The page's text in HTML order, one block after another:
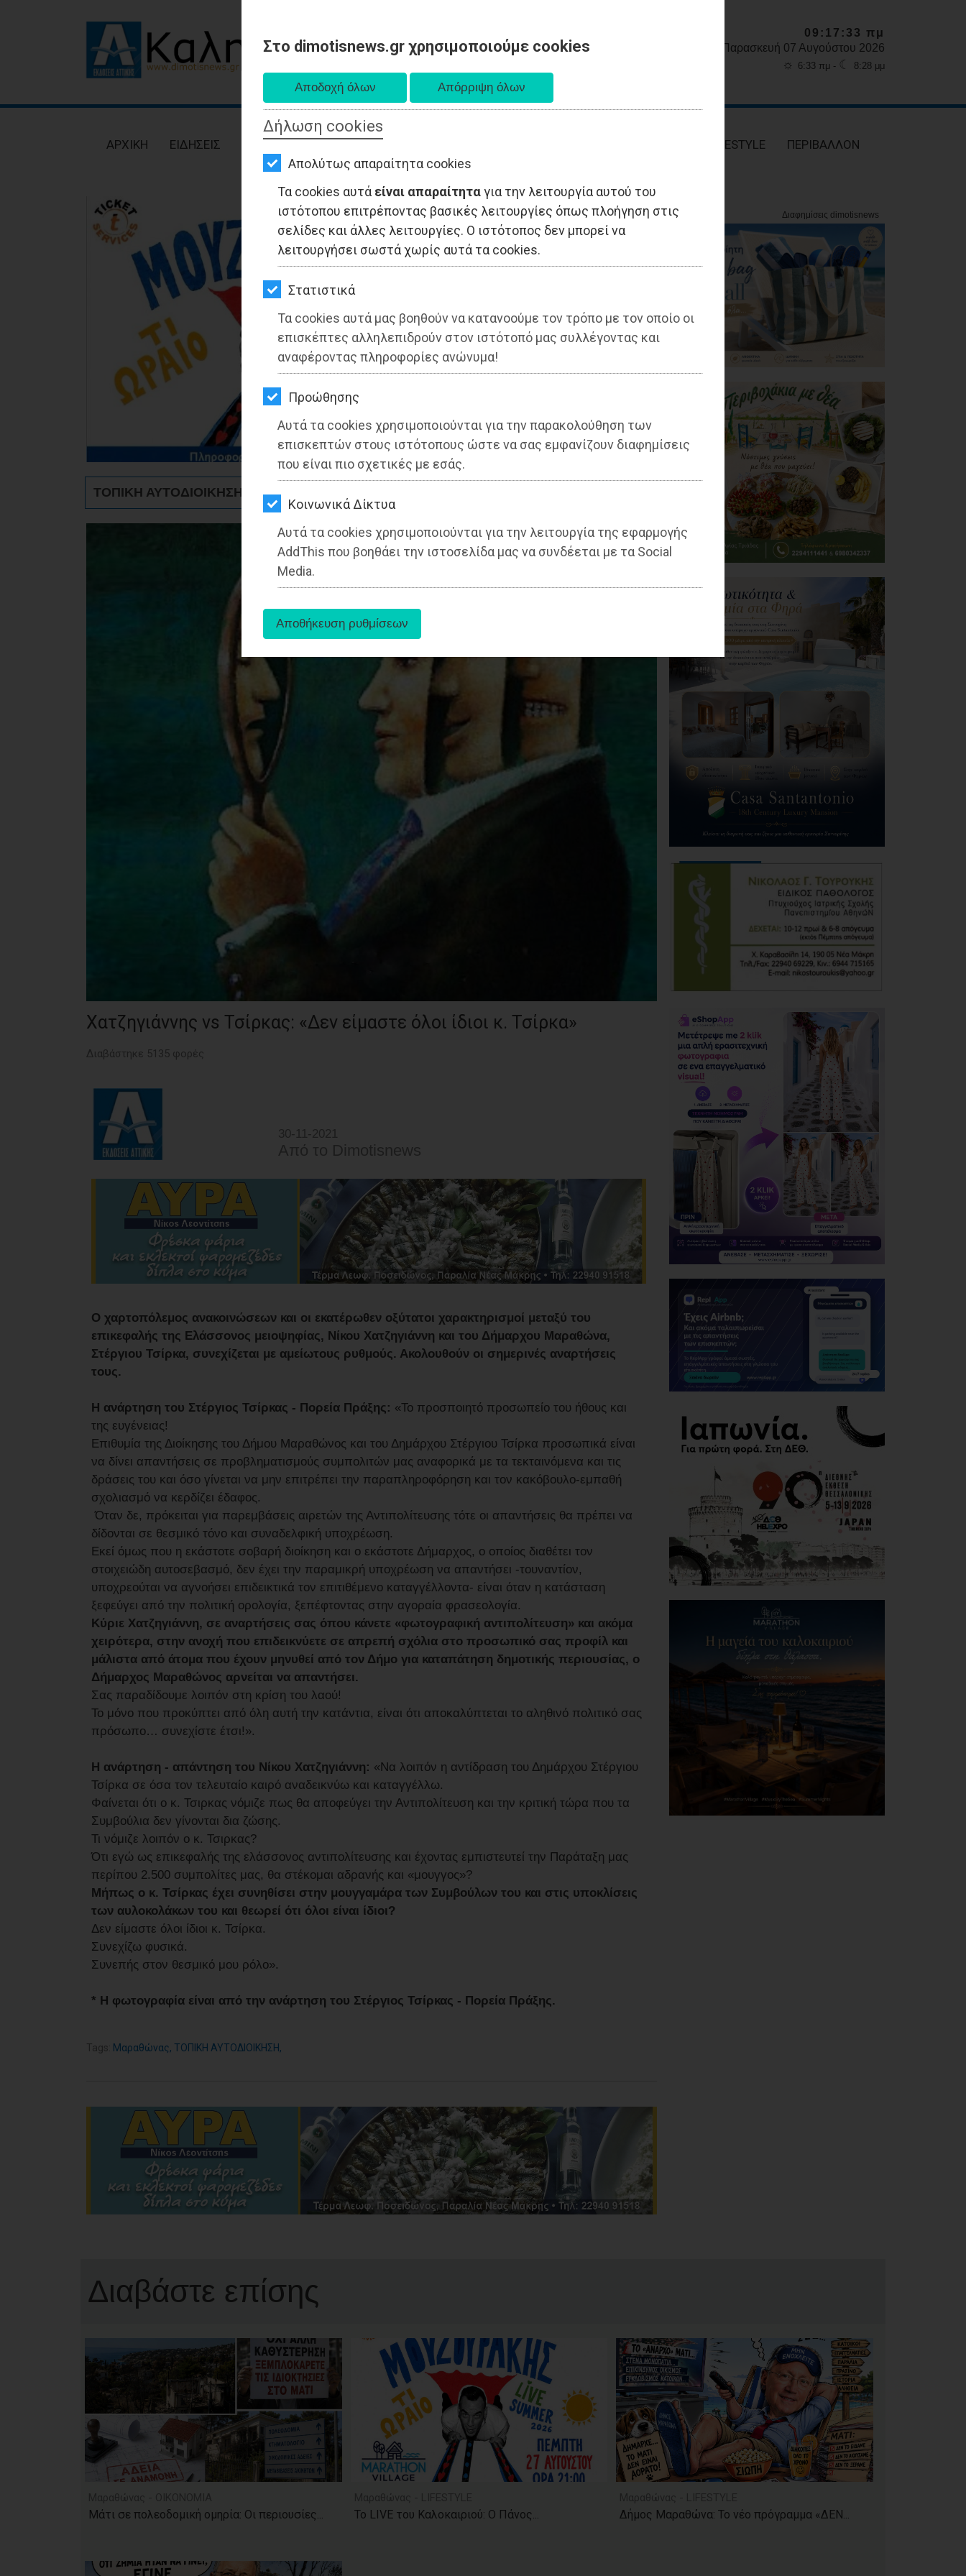
Στο dimotisnews.gr χρησιμοποιούμε cookies
Δήλωση cookies
Απολύτως απαραίτητα cookies
Τα cookies αυτά είναι απαραίτηταγια την λειτουργία αυτού του
ιστότοπου επιτρέποντας βασικές λειτουργίες όπως πλοήγηση στις
σελίδες και άλλες λειτουργίες. Ο ιστότοπος δεν μπορεί να
λειτουργήσει σωστά χωρίς αυτά τα cookies.
Στατιστικά
Τα cookies αυτά μας βοηθούν να κατανοούμε τον τρόπο με τον οποίο οι
επισκέπτες αλληλεπιδρούν στον ιστότοπό μας συλλέγοντας και
αναφέροντας πληροφορίες ανώνυμα!
Προώθησης
Αυτά τα cookies χρησιμοποιούνται για την παρακολούθηση των
επισκεπτών στους ιστότοπους ώστε να σας εμφανίζουν διαφημίσεις
που είναι πιο σχετικές με εσάς.
Kοινωνικά Δίκτυα
Αυτά τα cookies χρησιμοποιούνται για την λειτουργία της εφαρμογής
AddThis που βοηθάει την ιστοσελίδα μας να συνδέεται με τα Social
Media.
ΕΙΔΗΣΕΙΣ
ΟΙΚΟΝΟΜΙΑ
ΑΘΛΗΤΙΣΜΟΣ
ΕΞΟΔΟΣ
ΠΕΡΙΒΑΛΛΟΝ
ΚΑΤΟΙΚΙΔΙΟ
09:17:35 πμ
Παρασκευή 07 Αυγούστου 2026
☼ 6:33 πμ - ☾ 8:28 μμ
AΡΧΙΚΗ ΕΙΔΗΣΕΙΣ LIFESTYLE ΠΕΡΙΒΑΛΛΟΝ
ΤΟΠΙΚΗ ΑΥΤΟΔΙΟΙΚΗΣΗ - Μαραθώνας
Χατζηγιάννης vs Τσίρκας: «Δεν είμαστε όλοι ίδιοι κ. Τσίρκα»
Διαβάστηκε 5135 φορές
30-11-2021
Από τo Dimotisnews
Ο χαρτοπόλεμος ανακοινώσεων και οι εκατέρωθεν οξύτατοι χαρακτηρισμοί μεταξύ του
επικεφαλής της Ελάσσονος μειοψηφίας, Νίκου Χατζηγιάννη και του Δήμαρχου Μαραθώνα,
Στέργιου Τσίρκα, συνεχίζεται με αμείωτους ρυθμούς. Ακολουθούν οι σημερινές αναρτήσεις
τους.
Η ανάρτηση του Στέργιος Τσίρκας - Πορεία Πράξης: «Το προσποιητό προσωπείο του ήθους και
της ευγένειας!
Επιθυμία της Διοίκησης του Δήμου Μαραθώνος και του Δημάρχου Στέργιου Τσίρκα προσωπικά είναι
να δίνει απαντήσεις σε προβληματισμούς συμπολιτών μας αναφορικά με τα τεκταινόμενα και τις
δράσεις του και όσο γίνεται να μην επιτρέπει την παραπληροφόρηση και τον κακόβουλο-εμπαθή
σχολιασμό να κερδίζει έδαφος.
Όταν δε, πρόκειται για παρεμβάσεις αιρετών της Αντιπολίτευσης τότε οι απαντήσεις θα πρέπει να
δίδονται σε θεσμικό τόνο και συναδελφική υποχρέωση.
Εκεί όμως που η εκάστοτε σοβαρή διοίκηση και ο εκάστοτε Δήμαρχος, ο οποίος διαθέτει τον
στοιχειώδη αυτοσεβασμό, δεν έχει την παραμικρή υποχρέωση να απαντήσει -τουναντίον,
υποχρεούται να αγνοήσει επιδεικτικά τον επιτιθέμενο καταγγέλλοντα- είναι όταν η κατάσταση
ξεφεύγει από την πολιτική ορολογία, ξεπέφτοντας στην αγοραία φρασεολογία.
Κύριε Χατζηγιάννη, σε αναρτήσεις σας όπου κάνετε «φωτογραφική αντιπολίτευση» και ακόμα
χειρότερα, στην ανοχή που επιδεικνύετε σε απρεπή σχόλια στο προσωπικό σας προφίλ και
μάλιστα από άτομα που έχουν μηνυθεί από τον Δήμο για καταπάτηση δημοτικής περιουσίας, ο
Δήμαρχος Μαραθώνος αρνείται να απαντήσει.
Σας παραδίδουμε λοιπόν στη κρίση του λαού!
Το μόνο που προκύπτει από όλη αυτή την κατάντια, είναι ότι αποκαλύπτεται το αληθινό πολιτικό σας
πρόσωπο… συνεχίστε έτσι!».
Η ανάρτηση - απάντηση του Νίκου Χατζηγιάννη: «Να λοιπόν η αντίδραση του Δημάρχου Στέργιου
Τσίρκα σε όσα τον τελευταίο καιρό αναδεικνύω και καταγγέλλω.
Φαίνεται ότι ο κ. Τσιρκας νόμιζε πως θα αποφεύγει την Αντιπολίτευση και την κριτική τώρα που τα
Συμβούλια δεν γίνονται δια ζώσης.
Τι νόμιζε λοιπόν ο κ. Τσιρκας?
Ότι εγώ ως επικεφαλής της ελάσσονος αντιπολίτευσης και έχοντας εμπιστευτεί την Παράταξη μας
περίπου 2.500 συμπολίτες μας, θα στέκομαι αδρανής και «μουγγος»?
Μήπως ο κ. Τσίρκας έχει συνηθίσει στην μουγγαμάρα των Συμβούλων του και στις υποκλίσεις
των αυλοκολάκων του και θεωρεί ότι όλοι είναι ίδιοι?
Δεν είμαστε όλοι ίδιοι κ. Τσίρκα.
Συνεχίζω φυσικά.
Συνεπής στον θεσμικό μου ρόλο».
* Η φωτογραφία είναι από την ανάρτηση του Στέργιος Τσίρκας - Πορεία Πράξης.
Tags: Μαραθώνας, ΤΟΠΙΚΗ ΑΥΤΟΔΙΟΙΚΗΣΗ,
Διαβάστε επίσης
Μάτι σε πολεοδομική ομηρία: Οι περιουσίες... Το LIVE του Καλοκαιριού: Ο Πάνος... Δήμος Μαραθώνα: Το νέο πρόγραμμα «ΔΕΝ...